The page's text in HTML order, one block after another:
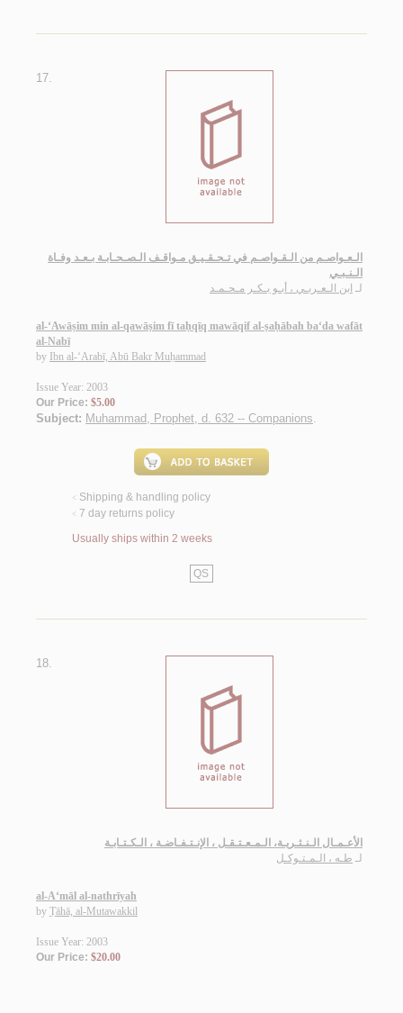
17.
الـعـواصـم من الـقـواصـم في تـحـقـيـق مـواقـف الـصـحـابـة بـعـد وفـاة
الـنـبـي
لـ ابن الـعـربـي ، أبـو بـكـر مـحـمـد
al-‘Awāṣim min al-qawāṣim fī taḥqīq mawāqif al-ṣaḥābah ba‘da wafāt
al-Nabī
by Ibn al-‘Arabī, Abū Bakr Muḥammad
Issue Year: 2003
Our Price: $5.00
Subject: Muhammad, Prophet, d. 632 -- Companions.
< Shipping & handling policy
< 7 day returns policy
Usually ships within 2 weeks
QS
18.
الأعـمـال الـنـثـريـة، الـمـعـتـقـل ، الإنـتـفـاضـة ، الـكـتـابـة
لـ طـه ، الـمـتـوكـل
al-A‘māl al-nathrīyah
by Ṭāhā, al-Mutawakkil
Issue Year: 2003
Our Price: $20.00